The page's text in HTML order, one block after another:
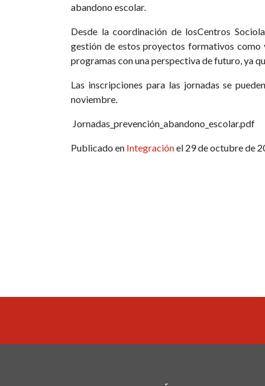
abandono escolar.
Desde la coordinación de losCentros
gestión de estos proyectos formativos como
programas con una perspectiva de futuro, ya
Las inscripciones para las jornadas se
noviembre.
Jornadas_prevención_abandono_escolar.pdf
Publicado en Integraciónel 29 de octubre de